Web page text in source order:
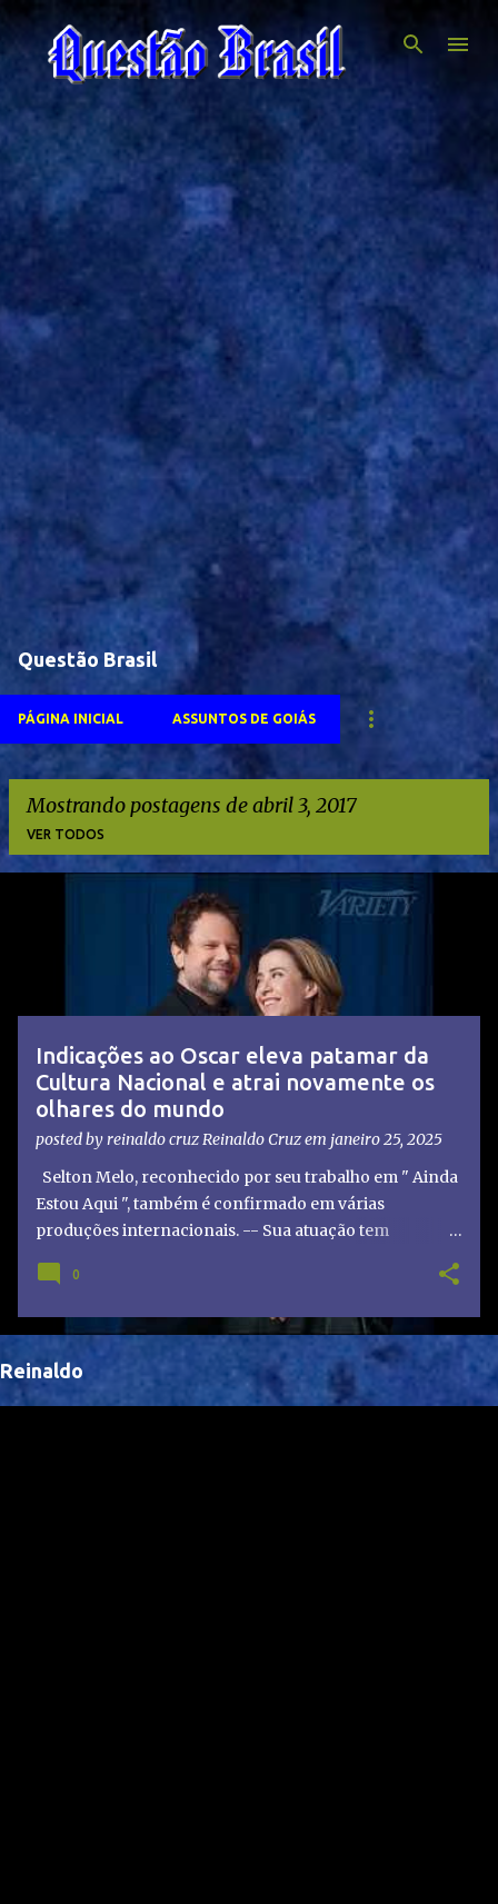
Pular para o conteúdo principal
Questão Brasil
PÁGINA INICIAL ASSUNTOS DE GOIÁS
Mostrando postagens de abril 3, 2017
VER TODOS
Indicações ao Oscar eleva patamar da
Cultura Nacional e atrai novamente os
olhares do mundo
posted by reinaldo cruz Reinaldo Cruzem janeiro 25, 2025
Selton Melo, reconhecido por seu trabalho em " Ainda
Estou Aqui ", também é confirmado em várias
produções internacionais. -- Sua atuação tem
Brasil, abrindo portas para novas oportunidades no
a representação brasileira no cinema global!
0
Reinaldo